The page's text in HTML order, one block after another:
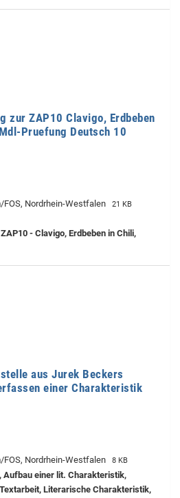
zur ZAP10 Clavigo, Erdbeben
Pruefung Deutsch 10
Nordrhein-Westfalen 21 KB
- Clavigo, Erdbeben in Chili,
aus Jurek Beckers
einer Charakteristik
Nordrhein-Westfalen 8 KB
Aufbau einer lit. Charakteristik,
Literarische Charakteristik,